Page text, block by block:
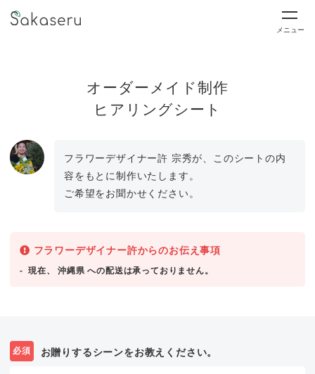
メニュー
オーダーメイド制作
ヒアリングシート
フラワーデザイナー許 宗秀が、このシートの内
容をもとに制作いたします。
ご希望をお聞かせください。
フラワーデザイナー許からのお伝え事項
現在、 沖縄県 への配送は承っておりません。
必須 お贈りするシーンをお教えください。